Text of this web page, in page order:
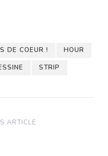
DE COEUR !
HOUR
STRIP
ARTICLE